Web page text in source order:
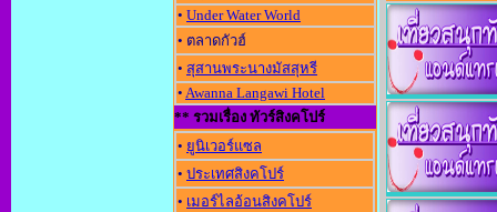
• Under Water World
• ตลาดกัวฮ์
• สุสานพระนางมัสสุหรี
• Awanna Langawi Hotel
** รวมเรื่อง ทัวร์สิงคโปร์
• ยูนิเวอร์แซล
• ประเทศสิงคโปร์
• เมอร์ไลอ้อนสิงคโปร์